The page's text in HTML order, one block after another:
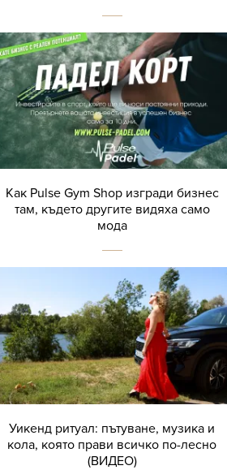
Как Pulse Gym Shop изгради бизнес
там, където другите видяха само
мода
Уикенд ритуал: пътуване, музика и
кола, която прави всичко по-лесно
(ВИДЕО)